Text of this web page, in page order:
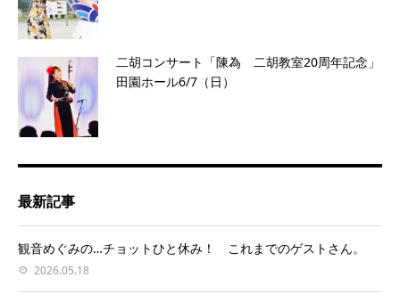
二胡コンサート「陳為 二胡教室20周年記念」
田園ホール6/7（日）
最新記事
観音めぐみの…チョットひと休み！ これまでのゲストさん。
2026.05.18